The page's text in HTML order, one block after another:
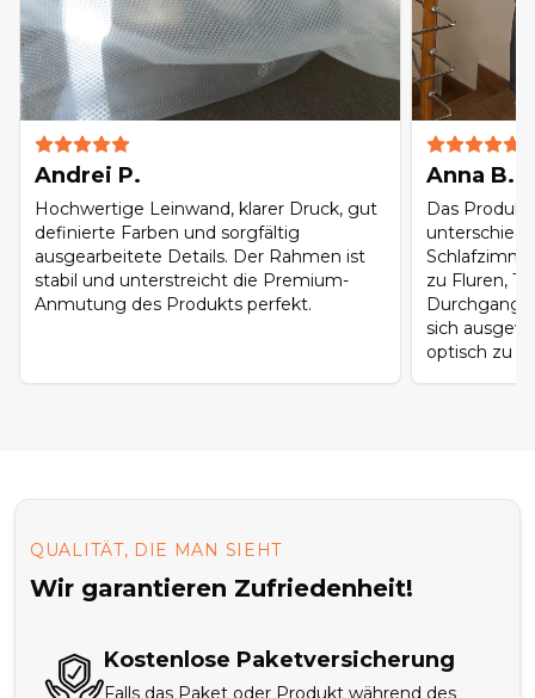
Andrei P.
Hochwertige Leinwand, klarer Druck, gut
definierte Farben und sorgfältig
ausgearbeitete Details. Der Rahmen ist
stabil und unterstreicht die Premium-
Anmutung des Produkts perfekt.
Anna B.
Das
zu Fluren,
sich
optisch zu
QUALITÄT, DIE MAN SIEHT
Wir garantieren Zufriedenheit!
Kostenlose Paketversicherung
Falls das Paket oder Produkt während des